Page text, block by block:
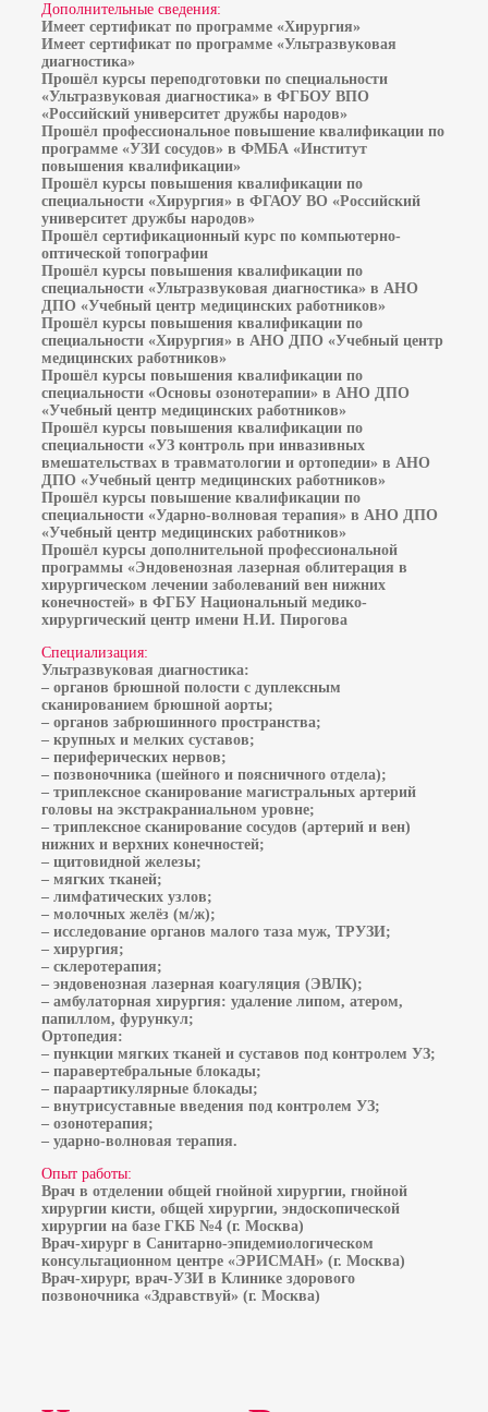
Дополнительные сведения:
Имеет сертификат по программе «Хирургия»
Имеет сертификат по программе «Ультразвуковая
диагностика»
Прошёл курсы переподготовки по специальности
«Ультразвуковая диагностика» в ФГБОУ ВПО
«Российский университет дружбы народов»
Прошёл профессиональное повышение квалификации по
программе «УЗИ сосудов» в ФМБА «Институт
повышения квалификации»
Прошёл курсы повышения квалификации по
специальности «Хирургия» в ФГАОУ ВО «Российский
университет дружбы народов»
Прошёл сертификационный курс по компьютерно-
оптической топографии
Прошёл курсы повышения квалификации по
специальности «Ультразвуковая диагностика» в АНО
ДПО «Учебный центр медицинских работников»
Прошёл курсы повышения квалификации по
специальности «Хирургия» в АНО ДПО «Учебный центр
медицинских работников»
Прошёл курсы повышения квалификации по
специальности «Основы озонотерапии» в АНО ДПО
«Учебный центр медицинских работников»
Прошёл курсы повышения квалификации по
специальности «УЗ контроль при инвазивных
вмешательствах в травматологии и ортопедии» в АНО
ДПО «Учебный центр медицинских работников»
Прошёл курсы повышение квалификации по
специальности «Ударно-волновая терапия» в АНО ДПО
«Учебный центр медицинских работников»
Прошёл курсы дополнительной профессиональной
программы «Эндовенозная лазерная облитерация в
хирургическом лечении заболеваний вен нижних
конечностей» в ФГБУ Национальный медико-
хирургический центр имени Н.И. Пирогова
Специализация:
Ультразвуковая диагностика:
– органов брюшной полости с дуплексным
сканированием брюшной аорты;
– органов забрюшинного пространства;
– крупных и мелких суставов;
– периферических нервов;
– позвоночника (шейного и поясничного отдела);
– триплексное сканирование магистральных артерий
головы на экстракраниальном уровне;
– триплексное сканирование сосудов (артерий и вен)
нижних и верхних конечностей;
– щитовидной железы;
– мягких тканей;
– лимфатических узлов;
– молочных желёз (м/ж);
– исследование органов малого таза муж, ТРУЗИ;
– хирургия;
– склеротерапия;
– эндовенозная лазерная коагуляция (ЭВЛК);
– амбулаторная хирургия: удаление липом, атером,
папиллом, фурункул;
Ортопедия:
– пункции мягких тканей и суставов под контролем УЗ;
– паравертебральные блокады;
– параартикулярные блокады;
– внутрисуставные введения под контролем УЗ;
– озонотерапия;
– ударно-волновая терапия.
Опыт работы:
Врач в отделении общей гнойной хирургии, гнойной
хирургии кисти, общей хирургии, эндоскопической
хирургии на базе ГКБ №4 (г. Москва)
Врач-хирург в Санитарно-эпидемиологическом
консультационном центре «ЭРИСМАН» (г. Москва)
Врач-хирург, врач-УЗИ в Клинике здорового
позвоночника «Здравствуй» (г. Москва)